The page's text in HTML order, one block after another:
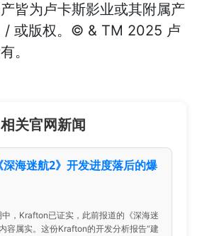
皆为卢卡斯影业或其附属产
/ 或版权。© & TM 2025 卢
。
相关官网新闻
海迷航2》开发进度落后的爆
，Krafton已证实，此前报道的《深海迷
容属实。这份Krafton的开发分析报告“建